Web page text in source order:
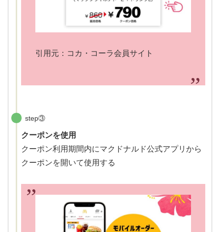
引用元：コカ・コーラ会員サイト
step③
クーポンを使用
クーポン利用期間内にマクドナルド公式アプリから
クーポンを開いて使用する